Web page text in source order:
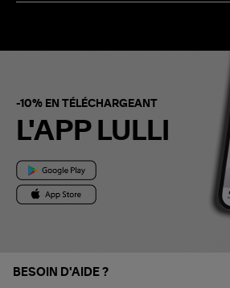
-10% EN TÉLÉCHARGEANT
L'APP LULLI
BESOIN D'AIDE ?